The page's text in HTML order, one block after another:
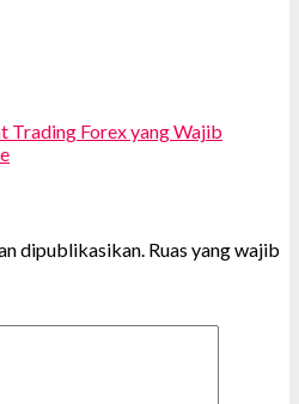
Trading Forex yang Wajib
dipublikasikan. Ruas yang wajib